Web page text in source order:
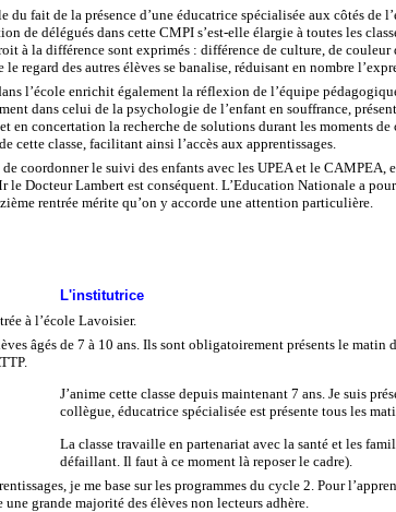
fait de la présence d’une éducatrice spécialisée aux côtés de
de délégués dans cette CMPI s’est-elle élargie à toutes les
à la différence sont exprimés : différence de culture, de
regard des autres élèves se banalise, réduisant en nombre
l’école enrichit également la réflexion de l’équipe
dans celui de la psychologie de l’enfant en souffrance,
en concertation la recherche de solutions durant les moments de
cette classe, facilitant ainsi l’accès aux apprentissages.
coordonner le suivi des enfants avec les UPEA et le CAMPEA,
le Docteur Lambert est conséquent. L’Education Nationale a
rentrée mérite qu’on y accorde une attention particulière.
L'institutrice
à l’école Lavoisier.
âgés de 7 à 10 ans. Ils sont obligatoirement présents le
J’anime cette classe depuis maintenant 7 ans. Je suis
collègue, éducatrice spécialisée est présente tous les
La classe travaille en partenariat avec la santé et les
défaillant. Il faut à ce moment là reposer le cadre).
je me base sur les programmes du cycle 2. Pour
une grande majorité des élèves non lecteurs adhère.